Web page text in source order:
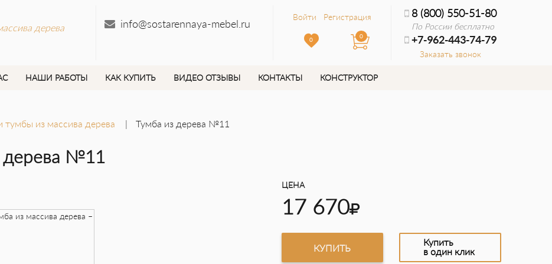
дерева info@sostarennaya-mebel.ru
Войти Регистрация
0 0
8 (800) 550-51-80
По России бесплатно
+7-962-443-74-79
Заказать звонок
НАШИ РАБОТЫ КАК КУПИТЬ ВИДЕО ОТЗЫВЫ КОНТАКТЫ КОНСТРУКТОР
из массива дерева Тумба из дерева №11
дерева №11
ЦЕНА
17 670
КУПИТЬ
Купить
в один клик